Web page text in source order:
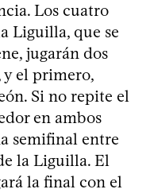
Los cuatro
Liguilla, que se
jugarán dos
y el primero,
Si no repite el
en ambos
semifinal entre
la Liguilla. El
la final con el